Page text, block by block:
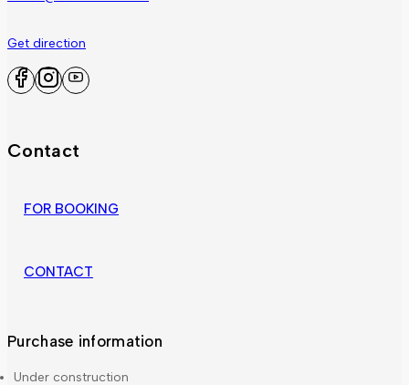
Get direction
Contact
FOR BOOKING
CONTACT
Purchase information
Under construction